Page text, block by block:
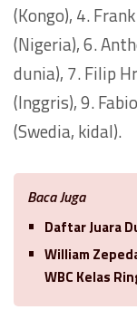
(Kongo), 4.
(Nigeria), 6.
dunia), 7. Filip
(Inggris), 9.
(Swedia, kidal).
Baca Juga
Daftar Juara
William
WBC Kelas